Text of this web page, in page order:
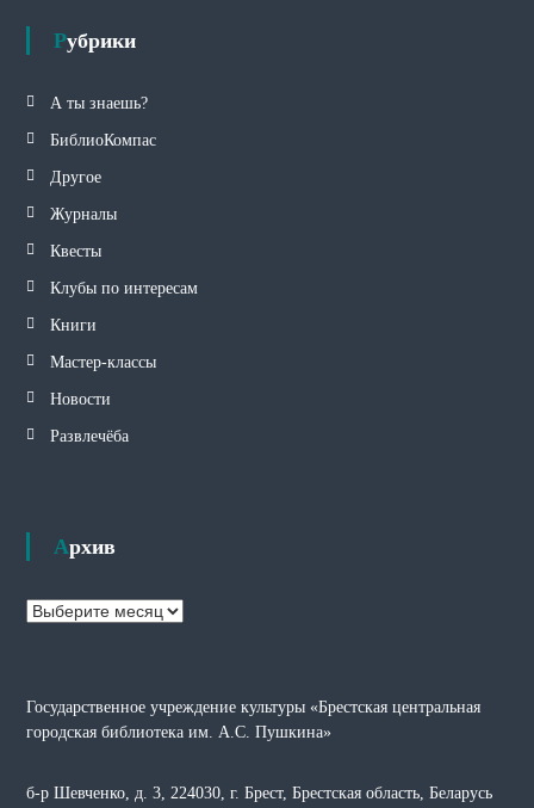
Рубрики
А ты знаешь?
БиблиоКомпас
Другое
Журналы
Квесты
Клубы по интересам
Книги
Мастер-классы
Новости
Развлечёба
Архив
А
в
Государственное учреждение культуры «Брестская центральная
городская библиотека им. А.С. Пушкина»
б-р Шевченко, д. 3, 224030, г. Брест, Брестская область, Беларусь